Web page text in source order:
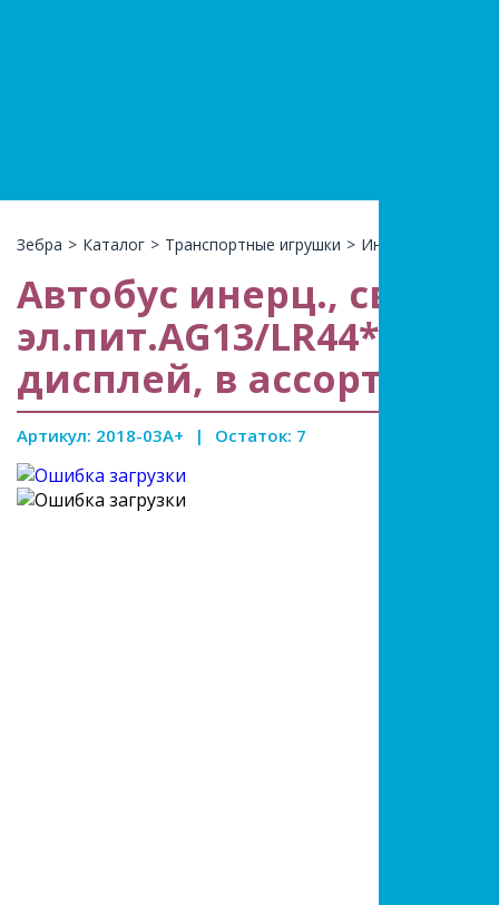
Зебра > Каталог > Транспортные игрушки > Инерционные
Автобус инерц., свет,
эл.пит.AG13/LR44*3шт.
дисплей, в
Артикул: 2018-03A+ | Остаток: 7